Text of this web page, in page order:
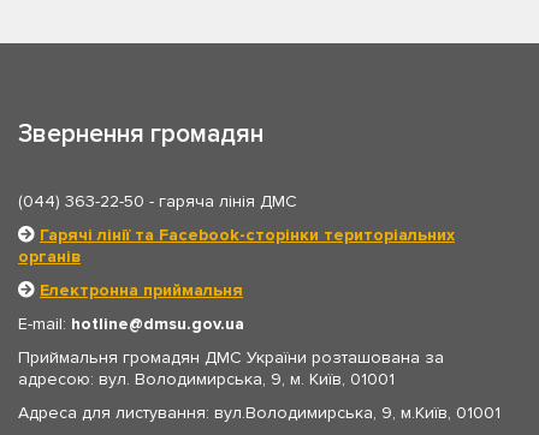
Звернення громадян
(044) 363-22-50 - гаряча лінія ДМС
Гарячі лінії та Facebook-сторінки територіальних
органів
Електронна приймальня
E-mail: hotline
dmsu.gov.ua
Приймальня громадян ДМС України розташована за
адресою: вул. Володимирська, 9, м. Київ, 01001
Адреса для листування: вул.Володимирська, 9, м.Київ, 01001